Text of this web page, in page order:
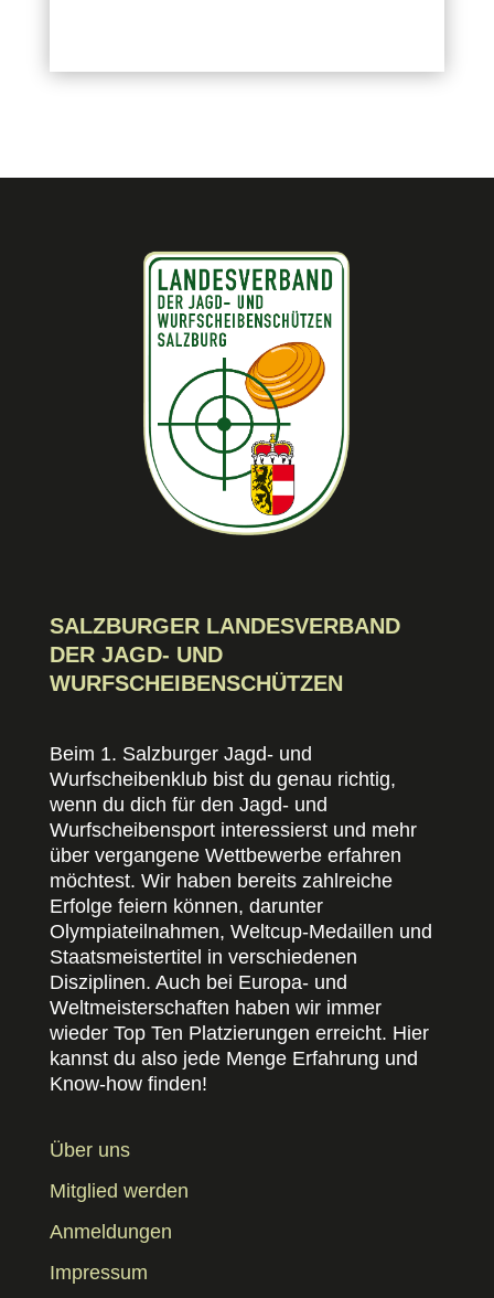
SALZBURGER LANDESVERBAND
DER JAGD- UND
WURFSCHEIBENSCHÜTZEN
Beim 1. Salzburger Jagd- und
Wurfscheibenklub bist du genau richtig,
wenn du dich für den Jagd- und
Wurfscheibensport interessierst und mehr
über vergangene Wettbewerbe erfahren
möchtest. Wir haben bereits zahlreiche
Erfolge feiern können, darunter
Olympiateilnahmen, Weltcup-Medaillen und
Staatsmeistertitel in verschiedenen
Disziplinen. Auch bei Europa- und
Weltmeisterschaften haben wir immer
wieder Top Ten Platzierungen erreicht. Hier
kannst du also jede Menge Erfahrung und
Know-how finden!
Über uns
Mitglied werden
Anmeldungen
Impressum